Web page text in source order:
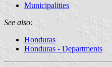
Municipalities
See also:
Honduras
Honduras - Departments